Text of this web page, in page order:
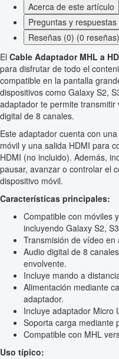
Acerca de este artículo
Preguntas y respuestas
Reseñas (0) (0 reseñas)
El Cable Adaptador MHL a
para disfrutar de todo el
compatible en la pantalla
dispositivos como Galaxy S2,
adaptador te permite
digital de 8 canales.
Este adaptador cuenta con
móvil y una salida HDMI para
HDMI (no incluido). Además,
pausar, avanzar o controlar el
dispositivo móvil.
Características principales:
Compatible con móviles
incluyendo Galaxy S2,
Transmisión de vídeo en
Audio digital de 8
envolvente.
Incluye mando a
Alimentación mediante
adaptador.
Incluye adaptador Micro
Soporta carga mediante
Compatible con MHL
Uso típico: